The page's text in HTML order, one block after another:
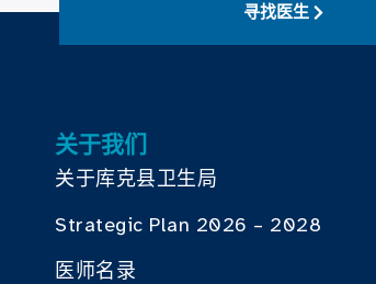
寻找医生
关于我们
关于库克县卫生局
Strategic Plan 2026 – 2028
医师名录